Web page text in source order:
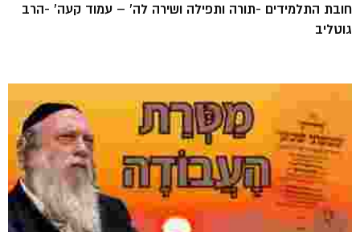
חובת התלמידים -תורה ותפילה ושירה לה' – עמוד קעה' -הרב
גוטליב